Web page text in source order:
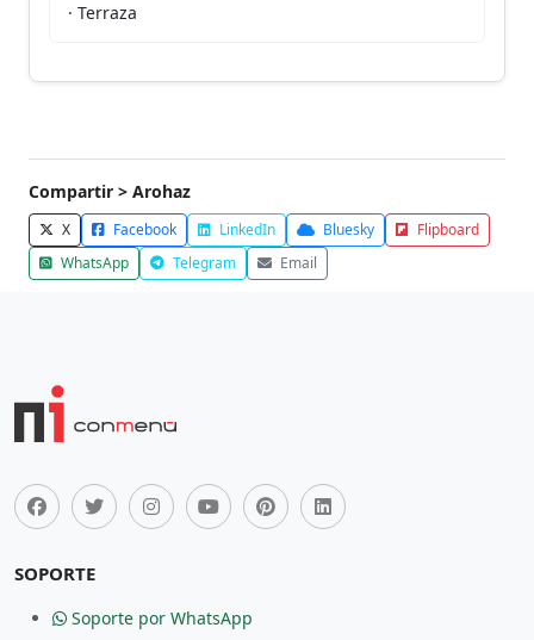
· Terraza
Compartir > Arohaz
X Facebook LinkedIn Bluesky
Flipboard
WhatsApp
Telegram Email
SOPORTE
Soporte por WhatsApp